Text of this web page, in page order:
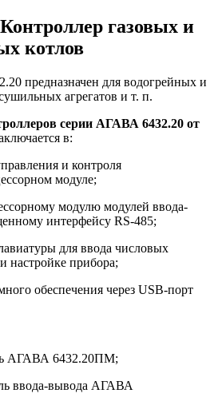
газовых и
котлов
предназначен для водогрейных и
агрегатов и т. п.
серии АГАВА 6432.20 от
в:
и контроля
модуле;
модулю модулей ввода-
интерфейсу RS-485;
для ввода числовых
настройке прибора;
обеспечения через USB-порт
АГАВА 6432.20ПМ;
ввода-вывода АГАВА